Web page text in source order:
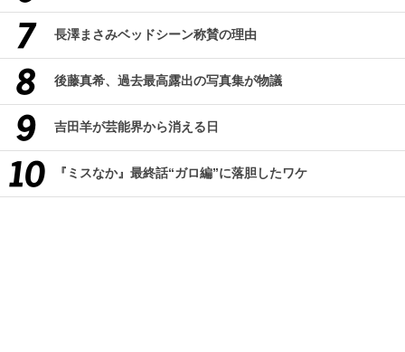
長澤まさみベッドシーン称賛の理由
後藤真希、過去最高露出の写真集が物議
吉田羊が芸能界から消える日
『ミスなか』最終話“ガロ編”に落胆したワケ